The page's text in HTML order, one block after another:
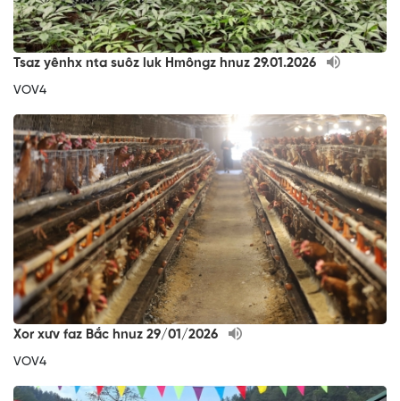
Tsaz yênhx nta suôz luk Hmôngz hnuz 29.01.2026
VOV4
Xor xưv faz Bắc hnuz 29/01/2026
VOV4